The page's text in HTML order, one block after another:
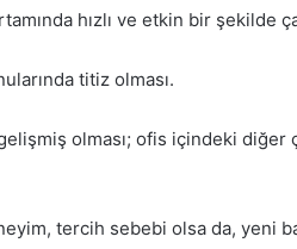
hızlı ve etkin bir şekilde
titiz olması.
olması; ofis içindeki diğer
tercih sebebi olsa da, yeni